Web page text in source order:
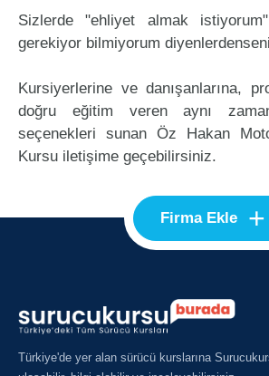
Sizlerde "ehliyet almak
gerekiyor bilmiyorum
Kursiyerlerine ve danışanlarına,
doğru eğitim veren aynı
seçenekleri sunan Öz Hakan
Kursu iletişime geçebilirsiniz.
Firma Ekle +
Türkiye'de yer alan sürücü kurslarına